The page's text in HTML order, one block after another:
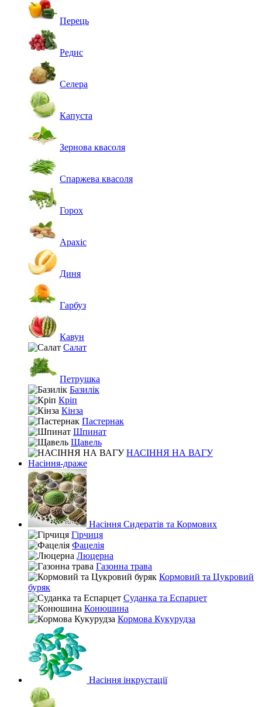
Перець
Редис
Селера
Капуста
Зернова квасоля
Спаржева квасоля
Горох
Арахіс
Диня
Гарбуз
Кавун
Салат
Петрушка
Базилік
Кріп
Кінза
Пастернак
Шпинат
Щавель
НАСІННЯ НА ВАГУ
Насіння-драже
Насіння Сидератів та Кормових
Гірчиця
Фацелія
Люцерна
Газонна трава
Кормовий та Цукровий
буряк
Суданка та Еспарцет
Конюшина
Кормова Кукурудза
Насіння інкрустації